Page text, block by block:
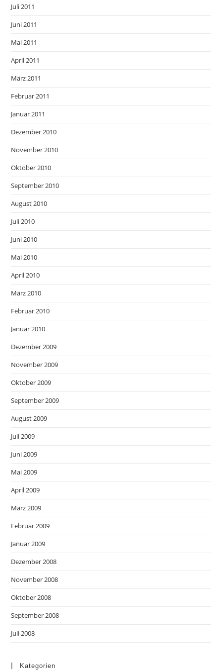
Juli 2011
Juni 2011
Mai 2011
April 2011
März 2011
Februar 2011
Januar 2011
Dezember 2010
November 2010
Oktober 2010
September 2010
August 2010
Juli 2010
Juni 2010
Mai 2010
April 2010
März 2010
Februar 2010
Januar 2010
Dezember 2009
November 2009
Oktober 2009
September 2009
August 2009
Juli 2009
Juni 2009
Mai 2009
April 2009
März 2009
Februar 2009
Januar 2009
Dezember 2008
November 2008
Oktober 2008
September 2008
Juli 2008
Kategorien